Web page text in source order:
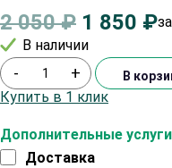
2 050₽ 1 850 ₽
В наличии
Дополнительные
Доставка
- + В
Купить в 1 клик